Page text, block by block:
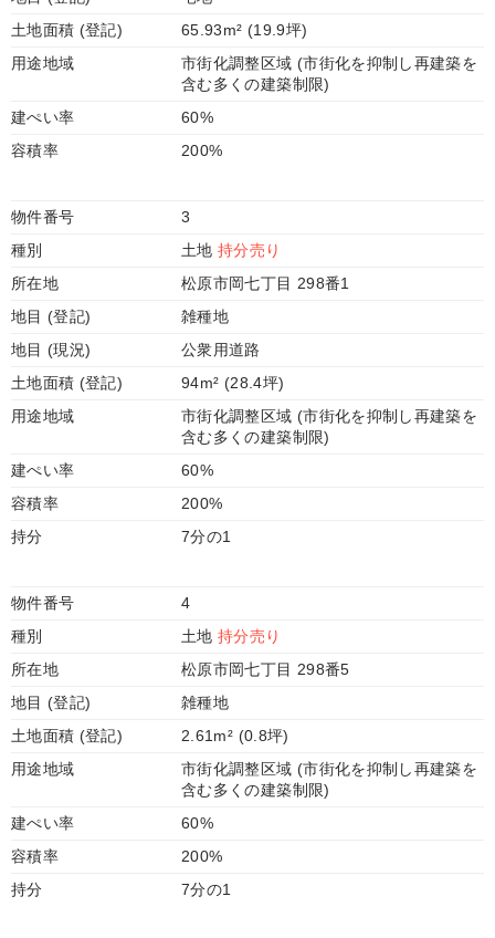
土地面積 (登記)
65.93m² (19.9坪)
用途地域
市街化調整区域 (市街化を抑制し再建築を
含む多くの建築制限)
建ぺい率
60%
容積率
200%
物件番号
3
種別
土地持分売り
所在地
松原市岡七丁目 298番1
地目 (登記)
雑種地
地目 (現況)
公衆用道路
土地面積 (登記)
94m² (28.4坪)
用途地域
市街化調整区域 (市街化を抑制し再建築を
含む多くの建築制限)
建ぺい率
60%
容積率
200%
持分
7分の1
物件番号
4
種別
土地持分売り
所在地
松原市岡七丁目 298番5
地目 (登記)
雑種地
土地面積 (登記)
2.61m² (0.8坪)
用途地域
市街化調整区域 (市街化を抑制し再建築を
含む多くの建築制限)
建ぺい率
60%
容積率
200%
持分
7分の1